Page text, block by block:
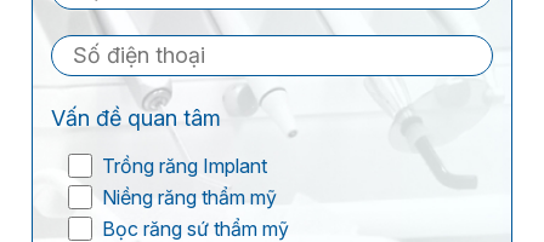
Vấn đề quan tâm
Trồng răng Implant
Niềng răng thẩm mỹ
Bọc răng sứ thẩm mỹ